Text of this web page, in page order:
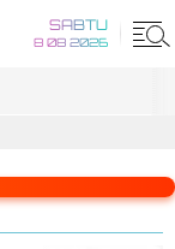
SABTU
8 08 2026